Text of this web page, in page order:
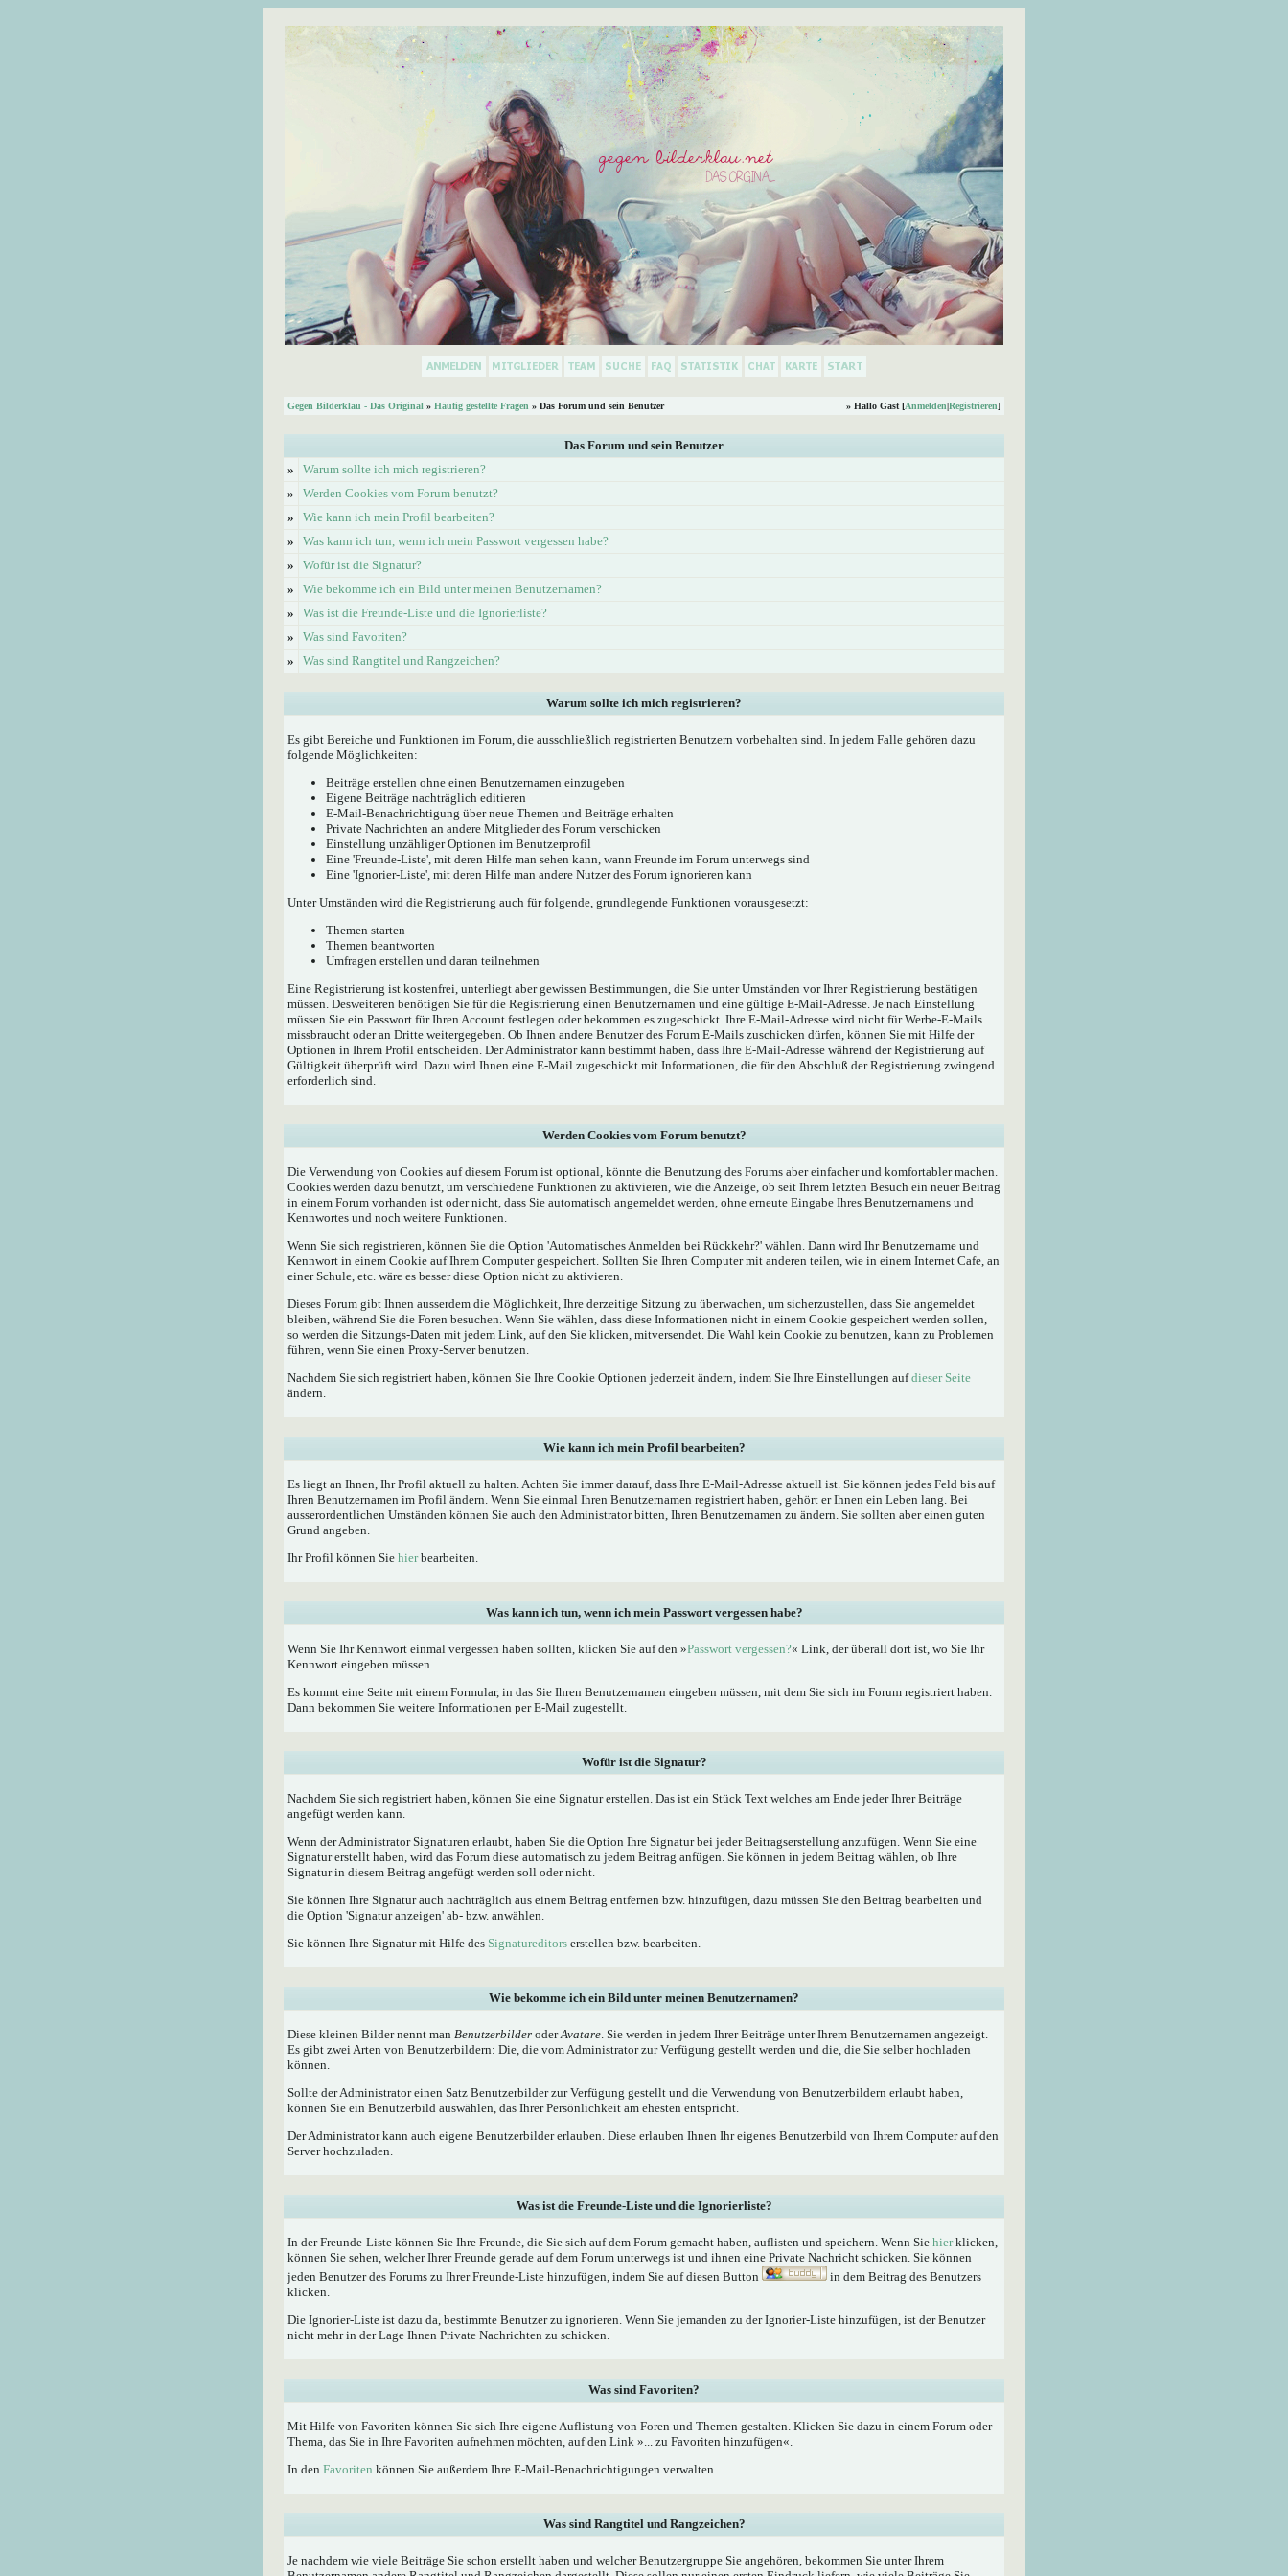
Gegen Bilderklau - Das Original » Häufig gestellte Fragen » Das Forum und sein Benutzer » Hallo Gast [Anmelden|Registrieren]
Das Forum und sein Benutzer
»
Warum sollte ich mich registrieren?
»
Werden Cookies vom Forum benutzt?
»
Wie kann ich mein Profil bearbeiten?
»
Was kann ich tun, wenn ich mein Passwort vergessen habe?
»
Wofür ist die Signatur?
»
Wie bekomme ich ein Bild unter meinen Benutzernamen?
»
Was ist die Freunde-Liste und die Ignorierliste?
»
Was sind Favoriten?
»
Was sind Rangtitel und Rangzeichen?
Warum sollte ich mich registrieren?
Es gibt Bereiche und Funktionen im Forum, die ausschließlich registrierten Benutzern vorbehalten sind. In jedem Falle gehören dazu
folgende Möglichkeiten:
Beiträge erstellen ohne einen Benutzernamen einzugeben
Eigene Beiträge nachträglich editieren
E-Mail-Benachrichtigung über neue Themen und Beiträge erhalten
Private Nachrichten an andere Mitglieder des Forum verschicken
Einstellung unzähliger Optionen im Benutzerprofil
Eine 'Freunde-Liste', mit deren Hilfe man sehen kann, wann Freunde im Forum unterwegs sind
Eine 'Ignorier-Liste', mit deren Hilfe man andere Nutzer des Forum ignorieren kann
Unter Umständen wird die Registrierung auch für folgende, grundlegende Funktionen vorausgesetzt:
Themen starten
Themen beantworten
Umfragen erstellen und daran teilnehmen
Eine Registrierung ist kostenfrei, unterliegt aber gewissen Bestimmungen, die Sie unter Umständen vor Ihrer Registrierung bestätigen
müssen. Desweiteren benötigen Sie für die Registrierung einen Benutzernamen und eine gültige E-Mail-Adresse. Je nach Einstellung
müssen Sie ein Passwort für Ihren Account festlegen oder bekommen es zugeschickt. Ihre E-Mail-Adresse wird nicht für Werbe-E-Mails
missbraucht oder an Dritte weitergegeben. Ob Ihnen andere Benutzer des Forum E-Mails zuschicken dürfen, können Sie mit Hilfe der
Optionen in Ihrem Profil entscheiden. Der Administrator kann bestimmt haben, dass Ihre E-Mail-Adresse während der Registrierung auf
Gültigkeit überprüft wird. Dazu wird Ihnen eine E-Mail zugeschickt mit Informationen, die für den Abschluß der Registrierung zwingend
erforderlich sind.
Werden Cookies vom Forum benutzt?
Die Verwendung von Cookies auf diesem Forum ist optional, könnte die Benutzung des Forums aber einfacher und komfortabler machen.
Cookies werden dazu benutzt, um verschiedene Funktionen zu aktivieren, wie die Anzeige, ob seit Ihrem letzten Besuch ein neuer Beitrag
in einem Forum vorhanden ist oder nicht, dass Sie automatisch angemeldet werden, ohne erneute Eingabe Ihres Benutzernamens und
Kennwortes und noch weitere Funktionen.
Wenn Sie sich registrieren, können Sie die Option 'Automatisches Anmelden bei Rückkehr?' wählen. Dann wird Ihr Benutzername und
Kennwort in einem Cookie auf Ihrem Computer gespeichert. Sollten Sie Ihren Computer mit anderen teilen, wie in einem Internet Cafe, an
einer Schule, etc. wäre es besser diese Option nicht zu aktivieren.
Dieses Forum gibt Ihnen ausserdem die Möglichkeit, Ihre derzeitige Sitzung zu überwachen, um sicherzustellen, dass Sie angemeldet
bleiben, während Sie die Foren besuchen. Wenn Sie wählen, dass diese Informationen nicht in einem Cookie gespeichert werden sollen,
so werden die Sitzungs-Daten mit jedem Link, auf den Sie klicken, mitversendet. Die Wahl kein Cookie zu benutzen, kann zu Problemen
führen, wenn Sie einen Proxy-Server benutzen.
Nachdem Sie sich registriert haben, können Sie Ihre Cookie Optionen jederzeit ändern, indem Sie Ihre Einstellungen aufdieser Seite
ändern.
Wie kann ich mein Profil bearbeiten?
Es liegt an Ihnen, Ihr Profil aktuell zu halten. Achten Sie immer darauf, dass Ihre E-Mail-Adresse aktuell ist. Sie können jedes Feld bis auf
Ihren Benutzernamen im Profil ändern. Wenn Sie einmal Ihren Benutzernamen registriert haben, gehört er Ihnen ein Leben lang. Bei
ausserordentlichen Umständen können Sie auch den Administrator bitten, Ihren Benutzernamen zu ändern. Sie sollten aber einen guten
Grund angeben.
Ihr Profil können Sie hierbearbeiten.
Was kann ich tun, wenn ich mein Passwort vergessen habe?
Wenn Sie Ihr Kennwort einmal vergessen haben sollten, klicken Sie auf den »Passwort vergessen?« Link, der überall dort ist, wo Sie Ihr
Kennwort eingeben müssen.
Es kommt eine Seite mit einem Formular, in das Sie Ihren Benutzernamen eingeben müssen, mit dem Sie sich im Forum registriert haben.
Dann bekommen Sie weitere Informationen per E-Mail zugestellt.
Wofür ist die Signatur?
Nachdem Sie sich registriert haben, können Sie eine Signatur erstellen. Das ist ein Stück Text welches am Ende jeder Ihrer Beiträge
angefügt werden kann.
Wenn der Administrator Signaturen erlaubt, haben Sie die Option Ihre Signatur bei jeder Beitragserstellung anzufügen. Wenn Sie eine
Signatur erstellt haben, wird das Forum diese automatisch zu jedem Beitrag anfügen. Sie können in jedem Beitrag wählen, ob Ihre
Signatur in diesem Beitrag angefügt werden soll oder nicht.
Sie können Ihre Signatur auch nachträglich aus einem Beitrag entfernen bzw. hinzufügen, dazu müssen Sie den Beitrag bearbeiten und
die Option 'Signatur anzeigen' ab- bzw. anwählen.
Sie können Ihre Signatur mit Hilfe des Signatureditors erstellen bzw. bearbeiten.
Wie bekomme ich ein Bild unter meinen Benutzernamen?
Diese kleinen Bilder nennt man Benutzerbilder oderAvatare. Sie werden in jedem Ihrer Beiträge unter Ihrem Benutzernamen angezeigt.
Es gibt zwei Arten von Benutzerbildern: Die, die vom Administrator zur Verfügung gestellt werden und die, die Sie selber hochladen
können.
Sollte der Administrator einen Satz Benutzerbilder zur Verfügung gestellt und die Verwendung von Benutzerbildern erlaubt haben,
können Sie ein Benutzerbild auswählen, das Ihrer Persönlichkeit am ehesten entspricht.
Der Administrator kann auch eigene Benutzerbilder erlauben. Diese erlauben Ihnen Ihr eigenes Benutzerbild von Ihrem Computer auf den
Server hochzuladen.
Was ist die Freunde-Liste und die Ignorierliste?
In der Freunde-Liste können Sie Ihre Freunde, die Sie sich auf dem Forum gemacht haben, auflisten und speichern. Wenn Sie hierklicken,
können Sie sehen, welcher Ihrer Freunde gerade auf dem Forum unterwegs ist und ihnen eine Private Nachricht schicken. Sie können
jeden Benutzer des Forums zu Ihrer Freunde-Liste hinzufügen, indem Sie auf diesen Button
in dem Beitrag des Benutzers
klicken.
Die Ignorier-Liste ist dazu da, bestimmte Benutzer zu ignorieren. Wenn Sie jemanden zu der Ignorier-Liste hinzufügen, ist der Benutzer
nicht mehr in der Lage Ihnen Private Nachrichten zu schicken.
Was sind Favoriten?
Mit Hilfe von Favoriten können Sie sich Ihre eigene Auflistung von Foren und Themen gestalten. Klicken Sie dazu in einem Forum oder
Thema, das Sie in Ihre Favoriten aufnehmen möchten, auf den Link »... zu Favoriten hinzufügen«.
In den Favoriten können Sie außerdem Ihre E-Mail-Benachrichtigungen verwalten.
Was sind Rangtitel und Rangzeichen?
Je nachdem wie viele Beiträge Sie schon erstellt haben und welcher Benutzergruppe Sie angehören, bekommen Sie unter Ihrem